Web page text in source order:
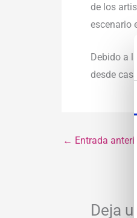
de los
escenario
Debido a
desde
← Entrada anterior
Deja